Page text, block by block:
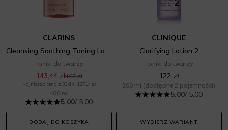
CLARINS
Cleansing Soothing Toning Lotion
Toniki do twarzy
143,44 zł163 zł
Najniższa cena z 30 dni: 127,14 zł
400 ml
5.00/ 5.00
DODAJ DO KOSZYKA
CLINIQUE
Clarifying Lotion 2
Toniki do twarzy
122 zł
200 ml (dostępne 2 pojemności)
5.00/ 5.00
WYBIERZ WARIANT